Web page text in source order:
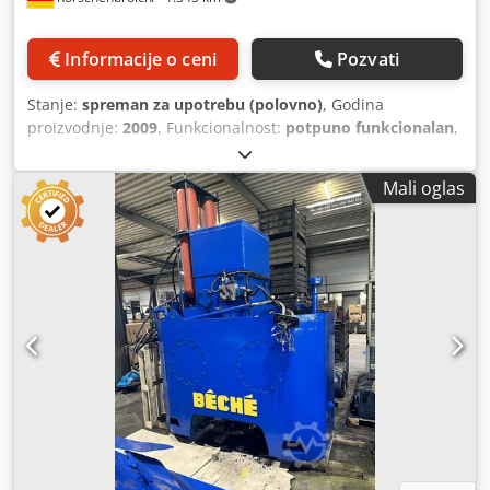
Izbacivač - Hod: 200 mm ==== Oprema (delimično opciono /
potrebno proveriti) - Hidraulična jedinica montirana na
barijere napred i pozadi - Bočna sigurnosna vrata (800 ×
530 mm) ==== Posebnosti - Toplotna izolacija klipa i stola
pomoću izolacione ploče od 30 mm ===== Kovački radovi,
tehnologija oblikovanja, toplo oblikovanje, hladno
oblikovanje, oblikovanje metala, industrijska proizvodnja,
teške primene Kovačka presa, dvostubna presa,
hidraulična presa, presa za oblikovanje, presa za obradu
metala, industrijska presa, heavy-duty presa Tražite
hidrauličnu presu prilagođenu Vašim potrebama?
Kontaktirajte nas za individualnu ponudu. Naše
hidraulične prese se izrađuju prema nemačkim i
evropskim mašinskim direktivama (Direktiva 2006/42/EG),
EC normama i EU bezbednosnim propisima. Uz to, naše
prese premašuju kanadske i evropske zahteve za
bezbednost jer u potpunosti zadovoljavaju sve tačke
nacionalne brazilske bezbednosne direktive NR 12, koja se
na njima zasniva. Naša najveća prednost je izrada
Informacije o ceni Pozvati
Stanje: spreman za upotrebu (polovno), Godina
proizvodnje: 2009, Funkcionalnost: potpuno funkcionalan,
Polovna presa za kovanje sa induktivnim zagrevanjem, za
puni materijal prečnika 12–60 mm Dedjycl Idspfx Afuswa
Proizvođač: GFU Tip: HP 200 Godina proizvodnje: 2009 Fabr.
broj: 09/1025 sa mnogo dodatne opreme
Mali oglas